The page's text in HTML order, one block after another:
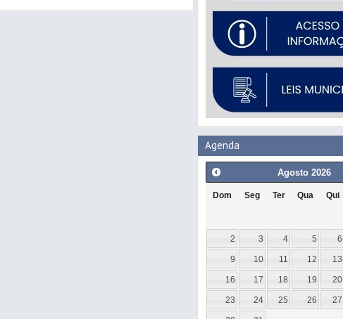
Agenda
Agosto 2026
Dom Seg Ter Qua Qui
2 3 4 5 6
9 10 11 12 13
16 17 18 19 20
23 24 25 26 27